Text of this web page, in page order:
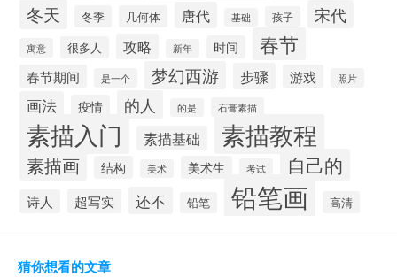
冬天 冬季 几何体 唐代 基础 孩子 宋代
寓意 很多人 攻略 新年 时间 春节
春节期间 是一个 梦幻西游 步骤 游戏 照片
画法 疫情 的人 的是 石膏素描
素描入门 素描基础 素描教程
素描画 结构 美术 美术生 考试 自己的
诗人 超写实 还不 铅笔 铅笔画 高清
猜你想看的文章